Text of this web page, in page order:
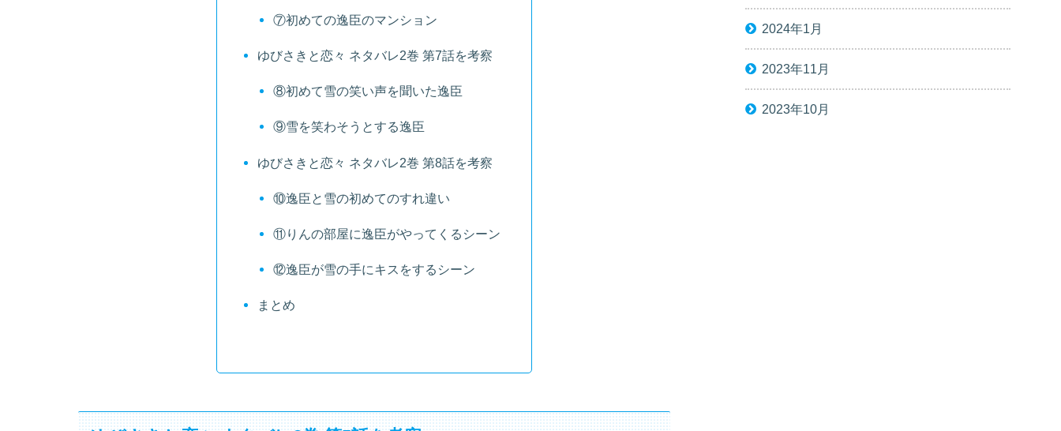
⑦初めての逸臣のマンション
ゆびさきと恋々 ネタバレ2巻 第7話を考察
⑧初めて雪の笑い声を聞いた逸臣
⑨雪を笑わそうとする逸臣
ゆびさきと恋々 ネタバレ2巻 第8話を考察
⑩逸臣と雪の初めてのすれ違い
⑪りんの部屋に逸臣がやってくるシーン
⑫逸臣が雪の手にキスをするシーン
まとめ
2024年1月
2023年11月
2023年10月